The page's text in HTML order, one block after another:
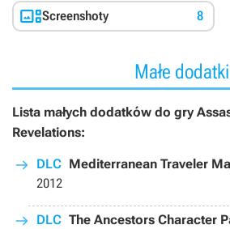
Assassin’s Creed Revelations - The Lost
kilka pomniejszych nowości, w tym
trzy postaci do trybu multiplayer oraz
ekwipunku dla broni palnej, kuszy i bomb.
Screenshoty 8
Małe dodatki
Lista małych dodatków do gry
Revelations:
DLC Mediterranean Traveler
2012
DLC The Ancestors Character